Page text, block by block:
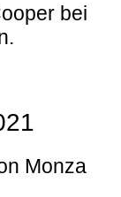
bei
Monza